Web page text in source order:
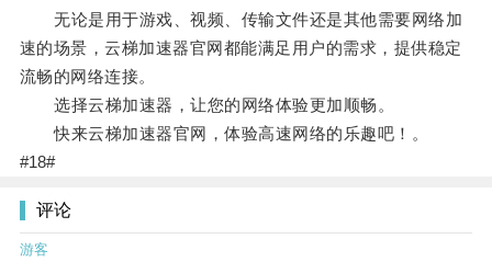
无论是用于游戏、视频、传输文件还是其他需要网络加
速的场景，云梯加速器官网都能满足用户的需求，提供稳定
流畅的网络连接。
选择云梯加速器，让您的网络体验更加顺畅。
快来云梯加速器官网，体验高速网络的乐趣吧！。
#18#
评论
游客